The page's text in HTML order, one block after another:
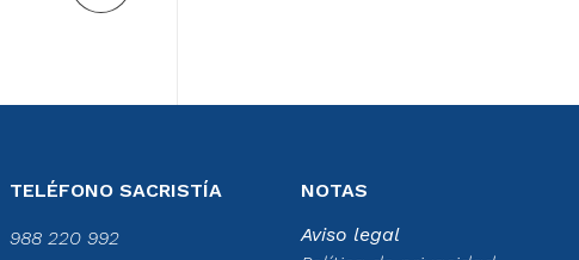
TELÉFONO SACRISTÍA
988 220 992
NOTAS
Aviso legal